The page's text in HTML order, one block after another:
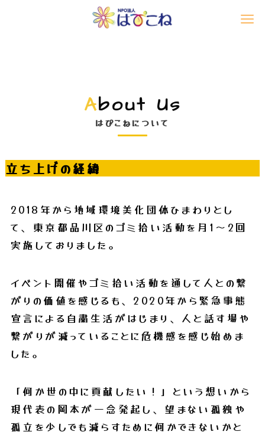
About Us
はぴこねについて
立ち上げの経緯
2018年から地域環境美化団体ひまわりとし
て、 東京都品川区のゴミ拾い活動を月1〜2回
実施しておりました。
イベント開催やゴミ拾い活動を通して人との繋
がりの価値を感じるも、 2020年から緊急事態
宣言による自粛生活がはじまり、 人と話す場や
繋がりが減っていることに危機感を感じ始めま
した。
「何か世の中に貢献したい！」という想いから
現代表の岡本が一念発起し、 望まない孤独や
孤立を少しでも減らすために何かできないかと